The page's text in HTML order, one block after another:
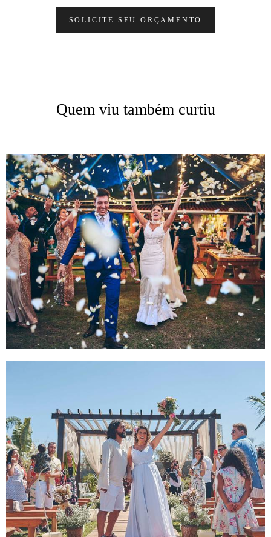
SOLICITE SEU ORÇAMENTO
Quem viu também curtiu